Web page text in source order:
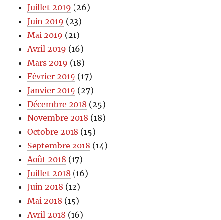
Juillet 2019 (26)
Juin 2019 (23)
Mai 2019 (21)
Avril 2019 (16)
Mars 2019 (18)
Février 2019 (17)
Janvier 2019 (27)
Décembre 2018 (25)
Novembre 2018 (18)
Octobre 2018 (15)
Septembre 2018 (14)
Août 2018 (17)
Juillet 2018 (16)
Juin 2018 (12)
Mai 2018 (15)
Avril 2018 (16)